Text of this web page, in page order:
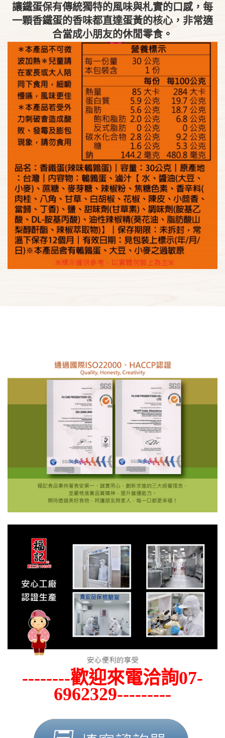
讓鐵蛋保有傳統獨特的風味與札實的口感，每
一顆香鐵蛋的香味都直達蛋黃的核心，非常適
合當成小朋友的休閒零食。
--------歡迎來電洽詢07-
6962329---------